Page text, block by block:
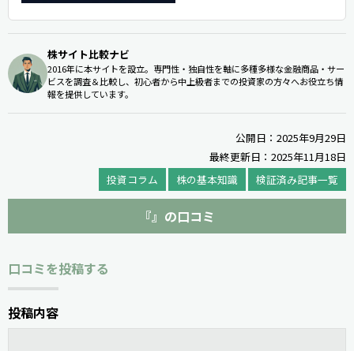
株サイト比較ナビ
2016年に本サイトを設立。専門性・独自性を軸に多種多様な金融商品・サー
ビスを調査＆比較し、初心者から中上級者までの投資家の方々へお役立ち情
報を提供しています。
公開日：2025年9月29日
最終更新日：2025年11月18日
投資コラム
株の基本知識 検証済み記事一覧
『』の口コミ
口コミを投稿する
投稿内容